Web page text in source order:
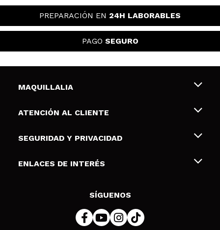
PREPARACIÓN EN 24H LABORABLES
PAGO SEGURO
MAQUILLALIA
Sobre nosotros
Tarjetas de Regalo
ATENCIÓN AL CLIENTE
Envíos y devoluciones
Formas de pago
SEGURIDAD Y PRIVACIDAD
Terminos y condiciones de uso
Política de cookies
ENLACES DE INTERÉS
SÍGUENOS